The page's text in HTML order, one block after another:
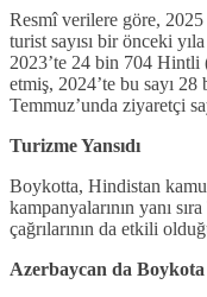
Resmî verilere göre,
turist sayısı bir önceki
2023’te 24 bin 704
etmiş, 2024’te bu sayı 28
Temmuz’unda ziyaretçi
Turizme Yansıdı
Boykotta, Hindistan
kampanyalarının yanı
çağrılarının da etkili
Azerbaycan da